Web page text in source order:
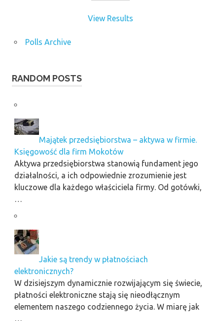
View Results
Polls Archive
RANDOM POSTS
Majątek przedsiębiorstwa – aktywa w firmie.
Księgowość dla firm Mokotów
Aktywa przedsiębiorstwa stanowią fundament jego
działalności, a ich odpowiednie zrozumienie jest
kluczowe dla każdego właściciela firmy. Od gotówki,
…
Jakie są trendy w płatnościach
elektronicznych?
W dzisiejszym dynamicznie rozwijającym się świecie,
płatności elektroniczne stają się nieodłącznym
elementem naszego codziennego życia. W miarę jak
…